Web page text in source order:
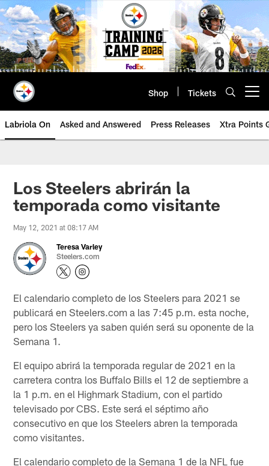
Skip
to
main
content
Shop Tickets
Labriola On Asked and Answered Press Releases Xtra Points
Los Steelers abrirán la
temporada como visitante
May 12, 2021 at 08:17 AM
Teresa Varley
Steelers.com
El calendario completo de los Steelers para 2021 se
publicará en Steelers.com a las 7:45 p.m. esta noche,
pero los Steelers ya saben quién será su oponente de la
Semana 1.
El equipo abrirá la temporada regular de 2021 en la
carretera contra los Buffalo Bills el 12 de septiembre a
la 1 p.m. en el Highmark Stadium, con el partido
televisado por CBS. Este será el séptimo año
consecutivo en que los Steelers abren la temporada
como visitantes.
El calendario completo de la Semana 1 de la NFL fue